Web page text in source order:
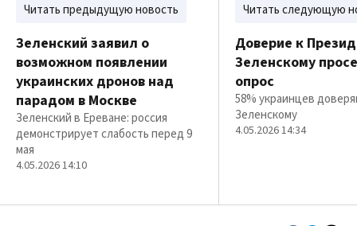
Читать предыдущую новость
Зеленский заявил о
возможном появлении
украинских дронов над
парадом в Москве
Зеленский в Ереване: россия
демонстрирует слабость перед 9
мая
4.05.2026 14:10
Читать следующую
Доверие к
Зеленскому
опрос
58% украинцев
Зеленскому
4.05.2026 14:34